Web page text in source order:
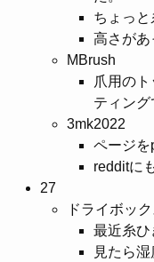
ちょっと
高さがあ
MBrush
爪用の
ティング
3mk2022
ページを
redditに
27
ドライボック
最近糸ひ
見たら湿